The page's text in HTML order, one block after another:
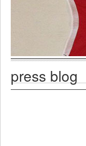
press blog